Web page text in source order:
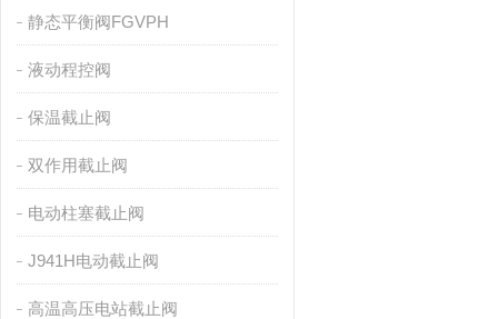
静态平衡阀FGVPH
液动程控阀
保温截止阀
双作用截止阀
电动柱塞截止阀
J941H电动截止阀
高温高压电站截止阀